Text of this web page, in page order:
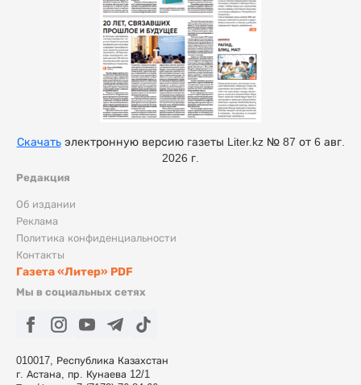
Редакция
Об издании
Реклама
Политика конфиденциальности
Контакты
Газета «Литер» PDF
Мы в социальных сетях
010017, Республика Казахстан
г. Астана, пр. Кунаева 12/1
Скачатьэлектронную версию газеты Liter.kz № 87 от 6 авг.
2026 г.